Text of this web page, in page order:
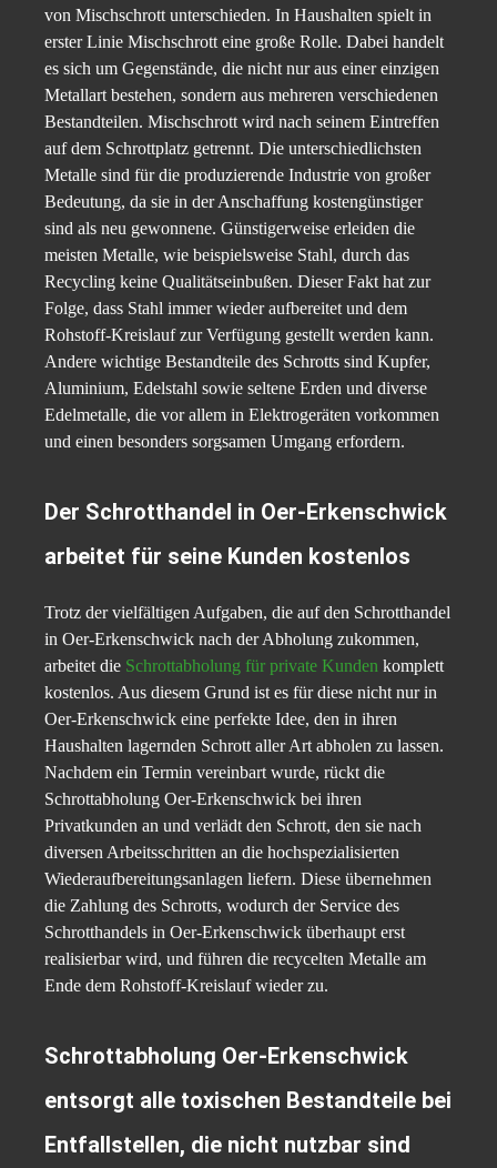
von Mischschrott unterschieden. In Haushalten spielt in
erster Linie Mischschrott eine große Rolle. Dabei handelt
es sich um Gegenstände, die nicht nur aus einer einzigen
Metallart bestehen, sondern aus mehreren verschiedenen
Bestandteilen. Mischschrott wird nach seinem Eintreffen
auf dem Schrottplatz getrennt. Die unterschiedlichsten
Metalle sind für die produzierende Industrie von großer
Bedeutung, da sie in der Anschaffung kostengünstiger
sind als neu gewonnene. Günstigerweise erleiden die
meisten Metalle, wie beispielsweise Stahl, durch das
Recycling keine Qualitätseinbußen. Dieser Fakt hat zur
Folge, dass Stahl immer wieder aufbereitet und dem
Rohstoff-Kreislauf zur Verfügung gestellt werden kann.
Andere wichtige Bestandteile des Schrotts sind Kupfer,
Aluminium, Edelstahl sowie seltene Erden und diverse
Edelmetalle, die vor allem in Elektrogeräten vorkommen
und einen besonders sorgsamen Umgang erfordern.
Der Schrotthandel in Oer-Erkenschwick
arbeitet für seine Kunden kostenlos
Trotz der vielfältigen Aufgaben, die auf den Schrotthandel
in Oer-Erkenschwick nach der Abholung zukommen,
arbeitet die Schrottabholung für private Kunden komplett
kostenlos. Aus diesem Grund ist es für diese nicht nur in
Oer-Erkenschwick eine perfekte Idee, den in ihren
Haushalten lagernden Schrott aller Art abholen zu lassen.
Nachdem ein Termin vereinbart wurde, rückt die
Schrottabholung Oer-Erkenschwick bei ihren
Privatkunden an und verlädt den Schrott, den sie nach
diversen Arbeitsschritten an die hochspezialisierten
Wiederaufbereitungsanlagen liefern. Diese übernehmen
die Zahlung des Schrotts, wodurch der Service des
Schrotthandels in Oer-Erkenschwick überhaupt erst
realisierbar wird, und führen die recycelten Metalle am
Ende dem Rohstoff-Kreislauf wieder zu.
Schrottabholung Oer-Erkenschwick
entsorgt alle toxischen Bestandteile bei
Entfallstellen, die nicht nutzbar sind